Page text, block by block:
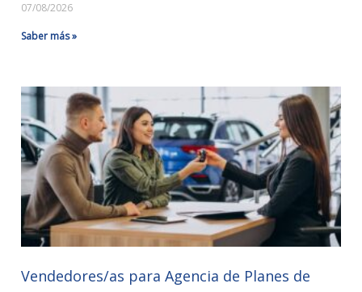
07/08/2026
Saber más »
Vendedores/as para Agencia de Planes de